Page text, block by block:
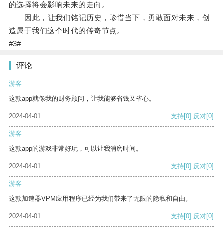
的选择将会影响未来的走向。
因此，让我们铭记历史，珍惜当下，勇敢面对未来，创
造属于我们这个时代的传奇节点。
#3#
评论
游客
这款app就像我的财务顾问，让我能够省钱又省心。
2024-04-01 支持[0] 反对[0]
游客
这款app的游戏非常好玩，可以让我消磨时间。
2024-04-01 支持[0] 反对[0]
游客
这款加速器VPM应用程序已经为我们带来了无限的隐私和自由。
2024-04-01 支持[0] 反对[0]